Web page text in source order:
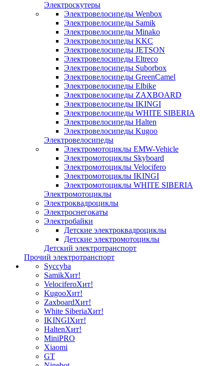
Электроскутеры
Электровелосипеды Wenbox
Электровелосипеды Samik
Электровелосипеды Minako
Электровелосипеды KKC
Электровелосипеды JETSON
Электровелосипеды Eltreco
Электровелосипеды Suborbox
Электровелосипеды GreenCamel
Электровелосипеды Elbike
Электровелосипеды ZAXBOARD
Электровелосипеды IKINGI
Электровелосипеды WHITE SIBERIA
Электровелосипеды Halten
Электровелосипеды Kugoo
Электровелосипеды
Электромотоциклы EMW-Vehicle
Электромотоциклы Skyboard
Электромотоциклы Velocifero
Электромотоциклы IKINGI
Электромотоциклы WHITE SIBERIA
Электромотоциклы
Электроквадроциклы
Электроснегокаты
Электробайки
Детские электроквадроциклы
Детские электромотоциклы
Детский электротранспорт
Прочий электротранспорт
Syccyba
SamikХит!
VelociferoХит!
KugooХит!
ZaxboardХит!
White SiberiaХит!
IKINGIХит!
HaltenХит!
MiniPRO
Xiaomi
GT